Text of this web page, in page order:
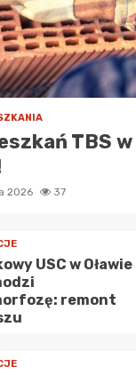
TBS w
2026 37
USC w Oławie
remont
podczas
w
w